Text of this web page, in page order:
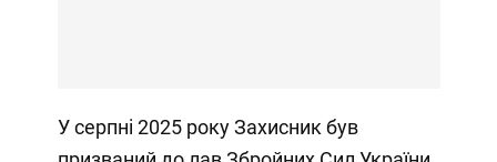
У серпні 2025 року Захисник був